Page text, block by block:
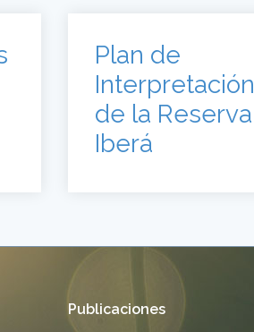
Plan de
Interpretación
de la Reserva
Iberá
Publicaciones